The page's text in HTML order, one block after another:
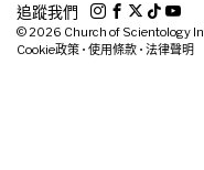
追蹤我們
© 2026 Church of Scientology
Cookie政策 • 使用條款 • 法律聲明